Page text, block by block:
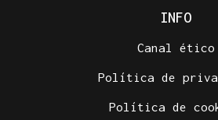
INFO
Canal ético
Política de
Política de